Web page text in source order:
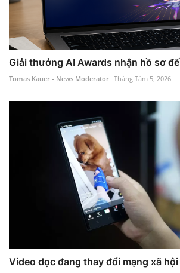
Giải thưởng AI Awards nhận hồ sơ
Tomas Kauer - News Moderator Tháng Tám 5, 2026
Video dọc đang thay đổi mạng xã hội